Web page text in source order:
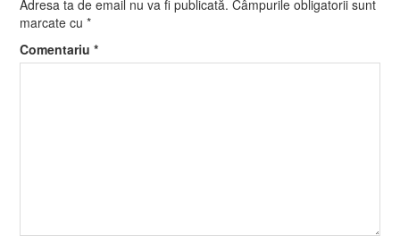
Adresa ta de email nu va fi publicată. Câmpurile obligatorii sunt
marcate cu*
Comentariu*